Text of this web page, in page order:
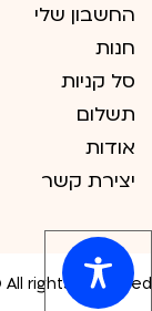
החשבון שלי
חנות
סל קניות
תשלום
אודות
יצירת קשר
rights Reserved